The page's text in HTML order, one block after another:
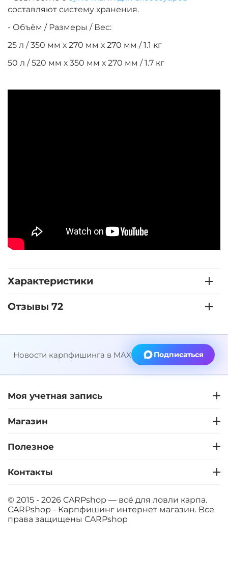
составляют систему хранения.
- Объём / Размеры / Вес:
25 л / 350 мм х 270 мм х 270 мм / 1.1 кг
50 л / 520 мм х 350 мм х 270 мм / 1.7 кг
Характеристики
Отзывы 72
Новости карпфишинга в MAX Подписаться
Моя учетная запись
Магазин
Полезное
Контакты
© 2015 - 2026 CARPshop — всё для ловли карпа.
CARPshop - Карпфишинг интернет магазин. Все
права защищены CARPshop